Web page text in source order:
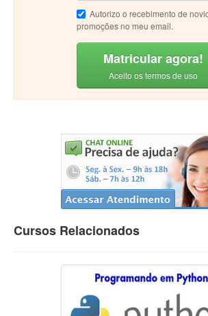
Autorizo o recebimento de
promoções no meu email.
Matricular agora!
Aceito os termos de uso
Cursos Relacionados